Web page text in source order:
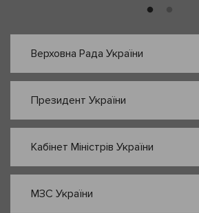
Верховна Рада України
Президент України
Кабінет Міністрів України
МЗС України